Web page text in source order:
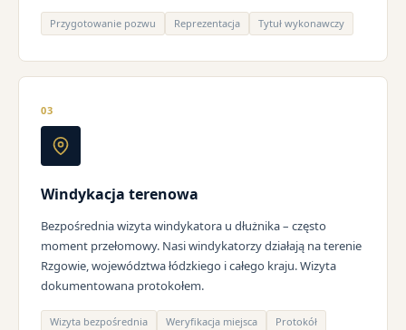
Przygotowanie pozwu Reprezentacja Tytuł wykonawczy
03
Windykacja terenowa
Bezpośrednia wizyta windykatora u dłużnika – często
moment przełomowy. Nasi windykatorzy działają na terenie
Rzgowie, województwa łódzkiego i całego kraju. Wizyta
dokumentowana protokołem.
Wizyta bezpośrednia Weryfikacja miejsca Protokół